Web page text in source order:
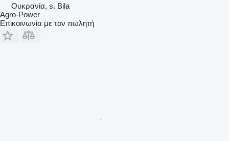
Ουκρανία, s. Bila
Agro-Power
Επικοινωνία με τον πωλητή